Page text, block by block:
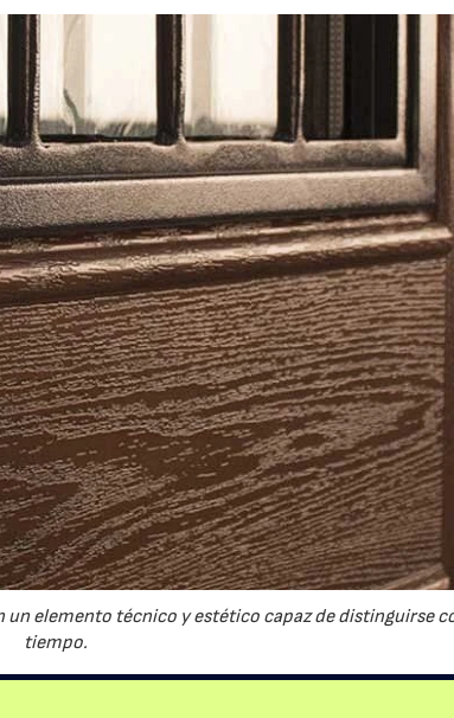
elemento técnico y estético capaz de distinguirse
tiempo.